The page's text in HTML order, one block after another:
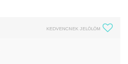
KEDVENCNEK JELÖLÖM